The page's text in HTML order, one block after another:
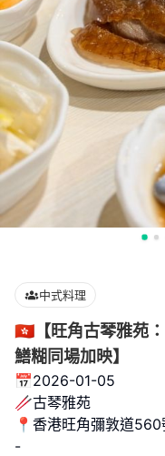
中式料理
🇭🇰【旺角古琴雅苑
鱔糊同場加映】
📅2026-01-05
🥢古琴雅苑
📍香港旺角彌敦道
-